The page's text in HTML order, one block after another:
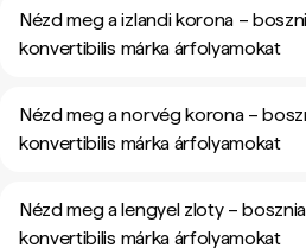
Nézd meg a izlandi korona –
konvertibilis márka árfolyamokat
Nézd meg a norvég korona –
konvertibilis márka árfolyamokat
Nézd meg a lengyel zloty –
konvertibilis márka árfolyamokat